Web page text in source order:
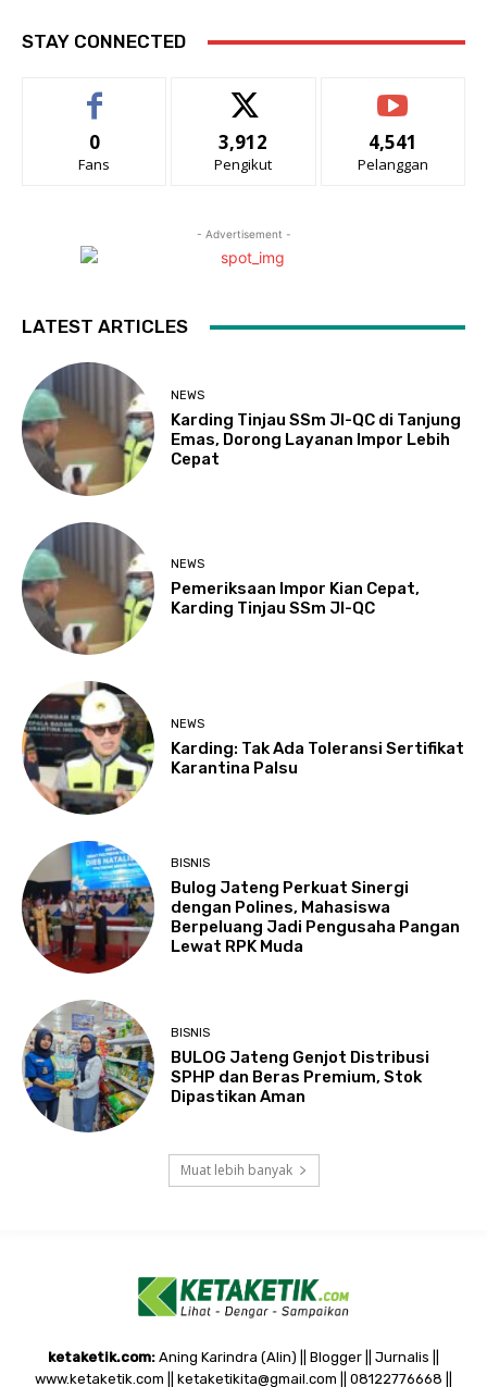
STAY CONNECTED
0
Fans
3,912
Pengikut
4,541
Pelanggan
- Advertisement -
LATEST ARTICLES
NEWS
Karding Tinjau SSm JI-QC di Tanjung
Emas, Dorong Layanan Impor Lebih
Cepat
NEWS
Pemeriksaan Impor Kian Cepat,
Karding Tinjau SSm JI-QC
NEWS
Karding: Tak Ada Toleransi Sertifikat
Karantina Palsu
BISNIS
Bulog Jateng Perkuat Sinergi
dengan Polines, Mahasiswa
Berpeluang Jadi Pengusaha Pangan
Lewat RPK Muda
BISNIS
BULOG Jateng Genjot Distribusi
SPHP dan Beras Premium, Stok
Dipastikan Aman
Muat lebih banyak
ketaketik.com: Aning Karindra (Alin) || Blogger || Jurnalis ||
www.ketaketik.com || ketaketikita@gmail.com || 08122776668 ||